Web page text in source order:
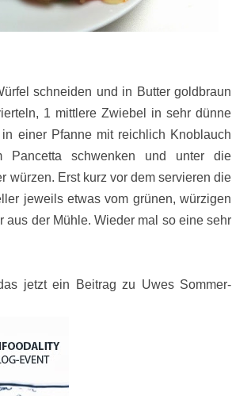
schneiden und in Butter goldbraun
1 mittlere Zwiebel in sehr dünne
einer Pfanne mit reichlich Knoblauch
Pancetta schwenken und unter die
würzen. Erst kurz vor dem servieren die
jeweils etwas vom grünen, würzigen
der Mühle. Wieder mal so eine sehr
jetzt ein Beitrag zu Uwes Sommer-